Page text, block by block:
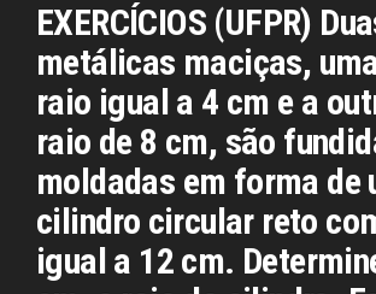
EXERCÍCIOS (UFPR)
metálicas maciças,
raio igual a 4 cm e a
raio de 8 cm, são
moldadas em forma de
cilindro circular reto
igual a 12 cm.